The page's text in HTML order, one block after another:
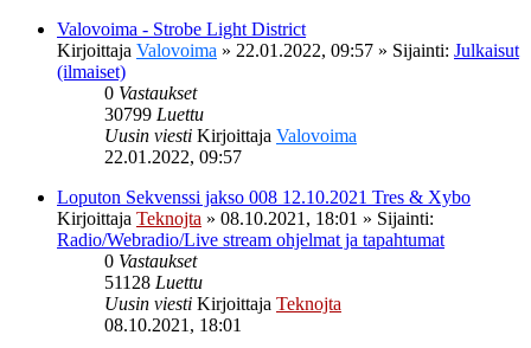
Valovoima - Strobe Light District
Kirjoittaja Valovoima » 22.01.2022, 09:57 » Sijainti: Julkaisut
(ilmaiset)
0 Vastaukset
30799 Luettu
Uusin viesti Kirjoittaja Valovoima
22.01.2022, 09:57
Loputon Sekvenssi jakso 008 12.10.2021 Tres & Xybo
Kirjoittaja Teknojta » 08.10.2021, 18:01 » Sijainti:
Radio/Webradio/Live stream ohjelmat ja tapahtumat
0 Vastaukset
51128 Luettu
Uusin viesti Kirjoittaja Teknojta
08.10.2021, 18:01